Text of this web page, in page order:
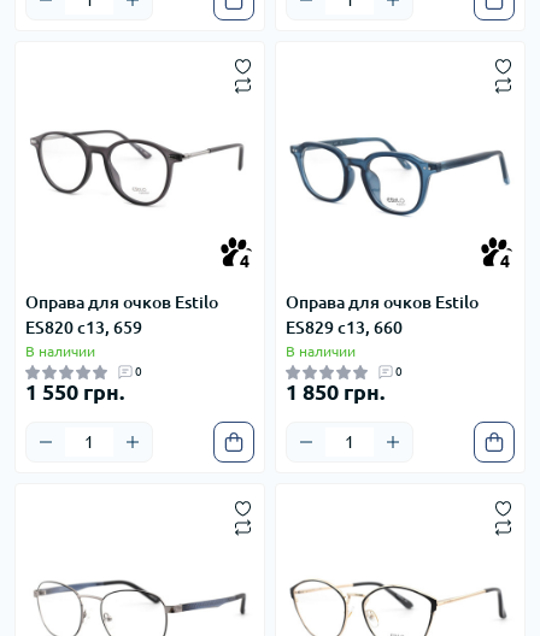
4
4
Оправа для очков Estilo
ES820 с13, 659
В наличии
0
1 550 грн.
4
4
Оправа для очков Estilo
ES829 с13, 660
В наличии
0
1 850 грн.